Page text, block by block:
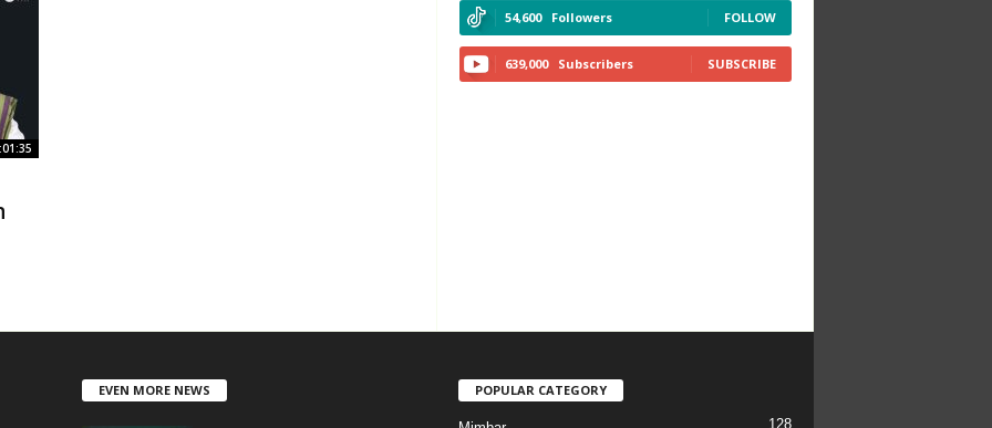
54,600 Followers FOLLOW
639,000 Subscribers SUBSCRIBE
EVEN MORE NEWS POPULAR CATEGORY
128